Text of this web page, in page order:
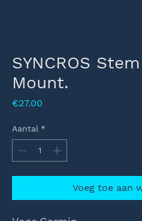
SYNCROS
Mount.
€27.00
Aantal *
Voeg toe aan